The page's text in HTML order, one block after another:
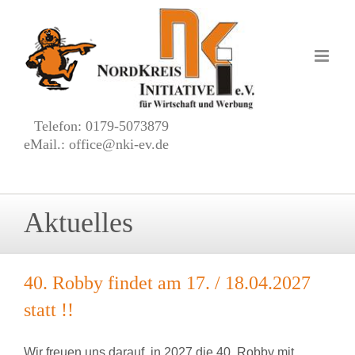
springen
Telefon: 0179-5073879
eMail.: office@nki-ev.de
Aktuelles
40. Robby findet am 17. / 18.04.2027
statt !!
Wir freuen uns darauf, in 2027 die 40. Robby mit